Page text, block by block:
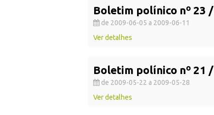
Boletim polínico nº 23 /
de 2009-06-05 a 2009-06-11
Ver detalhes
Boletim polínico nº 21 /
de 2009-05-22 a 2009-05-28
Ver detalhes